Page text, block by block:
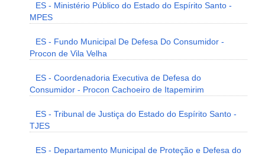
ES - Ministério Público do Estado do Espírito Santo -
MPES
ES - Fundo Municipal De Defesa Do Consumidor -
Procon de Vila Velha
ES - Coordenadoria Executiva de Defesa do
Consumidor - Procon Cachoeiro de Itapemirim
ES - Tribunal de Justiça do Estado do Espírito Santo -
TJES
ES - Departamento Municipal de Proteção e Defesa do